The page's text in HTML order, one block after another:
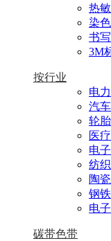
热
染
书
3M
按行业
电
汽
轮
医
电
纺
陶
钢
电
碳带色带